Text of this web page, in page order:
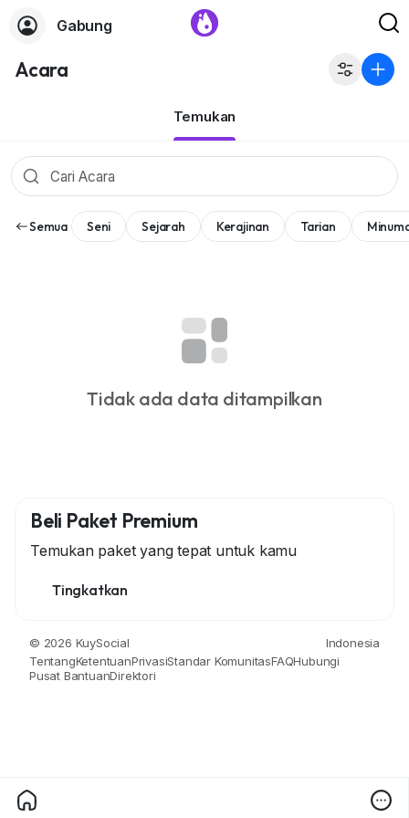
Gabung
Acara
Temukan
Semua Seni Sejarah Kerajinan Tarian
Tidak ada data ditampilkan
Beli Paket Premium
Temukan paket yang tepat untuk kamu
Tingkatkan
© 2026 KuySocial
Indonesia
TentangKetentuanPrivasiStandar KomunitasFAQHubungi
Pusat BantuanDirektori